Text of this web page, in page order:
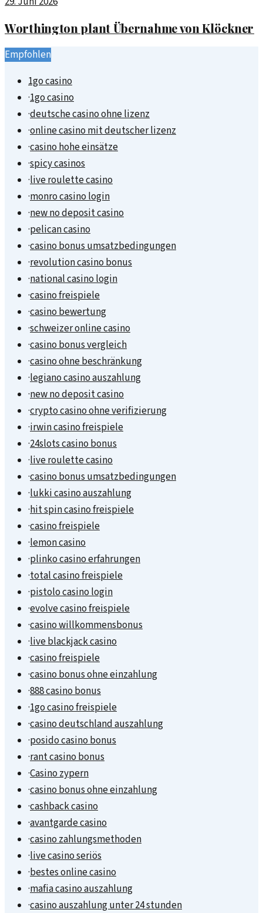
Worthington plant Übernahme von Klöckner
Empfohlen
1go casino
·1go casino
·deutsche casino ohne lizenz
·online casino mit deutscher lizenz
·casino hohe einsätze
·spicy casinos
·live roulette casino
·monro casino login
·new no deposit casino
·pelican casino
·casino bonus umsatzbedingungen
·revolution casino bonus
·national casino login
·casino freispiele
·casino bewertung
·schweizer online casino
·casino bonus vergleich
·casino ohne beschränkung
·legiano casino auszahlung
·new no deposit casino
·crypto casino ohne verifizierung
·irwin casino freispiele
·24slots casino bonus
·live roulette casino
·casino bonus umsatzbedingungen
·lukki casino auszahlung
·hit spin casino freispiele
·casino freispiele
·lemon casino
·plinko casino erfahrungen
·total casino freispiele
·pistolo casino login
·evolve casino freispiele
·casino willkommensbonus
·live blackjack casino
·casino freispiele
·casino bonus ohne einzahlung
·888 casino bonus
·1go casino freispiele
·casino deutschland auszahlung
·posido casino bonus
·rant casino bonus
·Casino zypern
·casino bonus ohne einzahlung
·cashback casino
·avantgarde casino
·casino zahlungsmethoden
·live casino seriös
·bestes online casino
·mafia casino auszahlung
·casino auszahlung unter 24 stunden